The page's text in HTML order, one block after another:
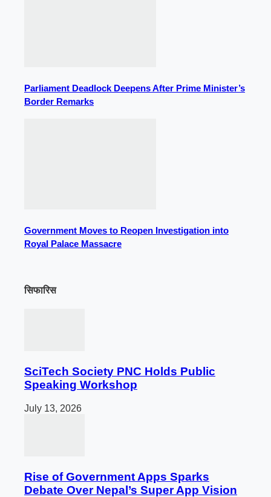
Parliament Deadlock Deepens After Prime Minister’s
Border Remarks
Government Moves to Reopen Investigation into
Royal Palace Massacre
सिफारिस
SciTech Society PNC Holds Public
Speaking Workshop
July 13, 2026
Rise of Government Apps Sparks
Debate Over Nepal’s Super App Vision